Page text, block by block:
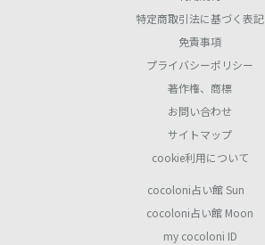
特定商取引法に基づく表記
免責事項
プライバシーポリシー
著作権、商標
お問い合わせ
サイトマップ
cookie利用について
cocoloni占い館 Sun
cocoloni占い館 Moon
my cocoloni ID